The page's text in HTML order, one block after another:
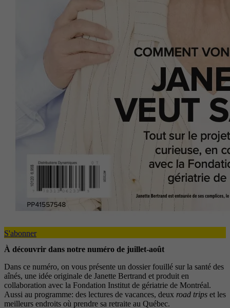
S'abonner
À découvrir dans notre numéro de juillet-août
Dans ce numéro, on vous présente un dossier fouillé sur la santé des
aînés, une idée originale de Janette Bertrand et produit en
collaboration avec la Fondation Institut de gériatrie de Montréal.
Aussi au programme: des lectures de vacances, deux road trips et les
meilleurs endroits où prendre sa retraite au Québec.